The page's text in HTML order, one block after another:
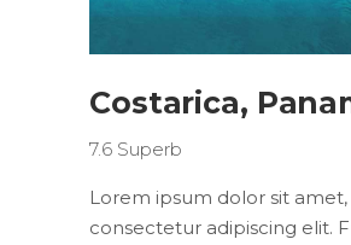
Costarica,
7.6 Superb
Lorem ipsum dolor sit amet,
consectetur adipiscing elit.